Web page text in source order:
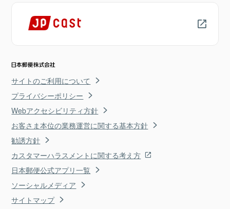
サイトのご利用について
プライバシーポリシー
Webアクセシビリティ方針
お客さま本位の業務運営に関する基本方針
勧誘方針
カスタマーハラスメントに関する考え方
日本郵便公式アプリ一覧
ソーシャルメディア
サイトマップ